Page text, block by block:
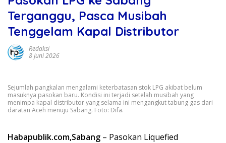
Terganggu, Pasca Musibah
Tenggelam Kapal Distributor
Redaksi
8 Juni 2026
Sejumlah pangkalan mengalami keterbatasan stok LPG akibat belum
masuknya pasokan baru. Kondisi ini terjadi setelah musibah yang
menimpa kapal distributor yang selama ini mengangkut tabung gas dari
daratan Aceh menuju Sabang. Foto: Difa.
Habapublik.com,Sabang – Pasokan Liquefied